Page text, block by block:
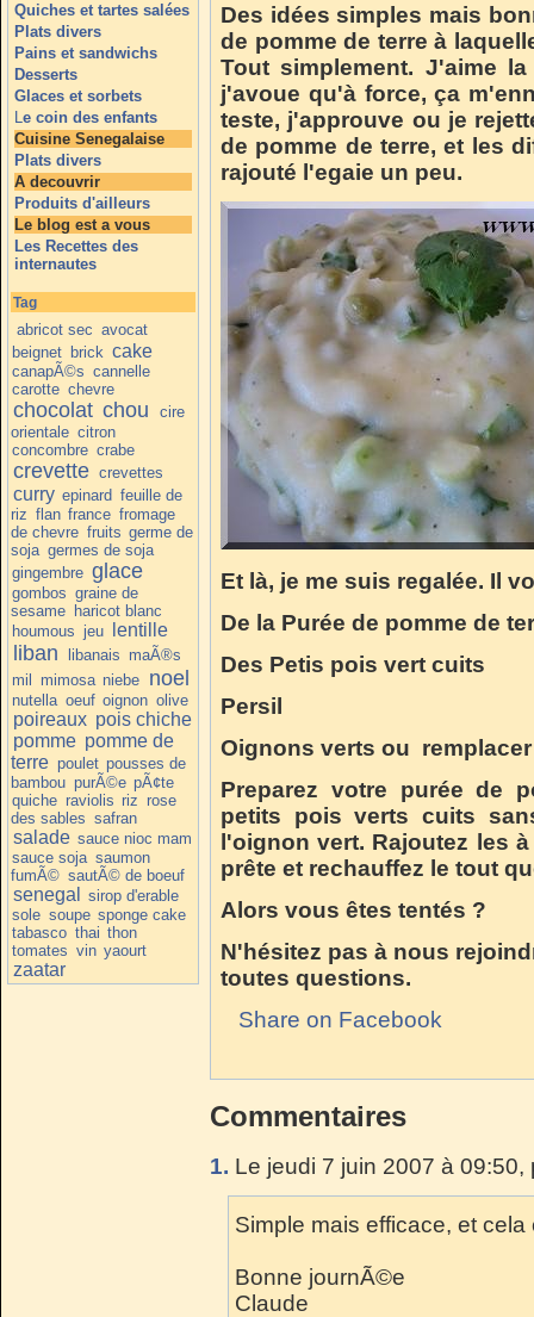
Quiches et tartes salées
Plats divers
Pains et sandwichs
Desserts
Glaces et sorbets
Le coin des enfants
Cuisine Senegalaise
Plats divers
A decouvrir
Produits d'ailleurs
Le blog est a vous
Les Recettes des
internautes
Tag
abricot sec avocat
beignet brick cake
canapÃ©s cannelle
carotte chevre
chocolat chou
cire
orientale citron
concombre crabe
crevette crevettes
curry epinard feuille de
riz flan france fromage
de chevre fruits germe de
soja germes de soja
gingembre glace
gombos graine de
sesame haricot blanc
houmous jeu lentille
liban libanais maÃ®s
mil mimosa niebe noel
nutella oeuf oignon olive
poireaux pois chiche
pomme pomme de
terre poulet pousses de
bambou purÃ©e pÃ¢te
quiche raviolis riz rose
des sables safran
salade sauce nioc mam
sauce soja saumon
fumÃ© sautÃ© de boeuf
senegal
sirop d'erable
sole soupe sponge cake
tabasco thai thon
tomates vin yaourt
zaatar
Des idées simples mais
de pomme de terre à
Tout simplement. J'aime
j'avoue qu'à force, ça
teste, j'approuve ou je
de pomme de terre, et les
rajouté l'egaie un peu.
Et là, je me suis regalée. Il
De la Purée de pomme de
Des Petis pois vert cuits
Persil
Oignons verts ou
Preparez votre purée de
petits pois verts cuits
l'oignon vert. Rajoutez les
prête et rechauffez le tout
Alors vous êtes tentés ?
N'hésitez pas à nous
toutes questions.
Share on Facebook
Commentaires
1. Le jeudi 7 juin 2007 à
Simple mais efficace, et cela
Bonne journÃ©e
Claude